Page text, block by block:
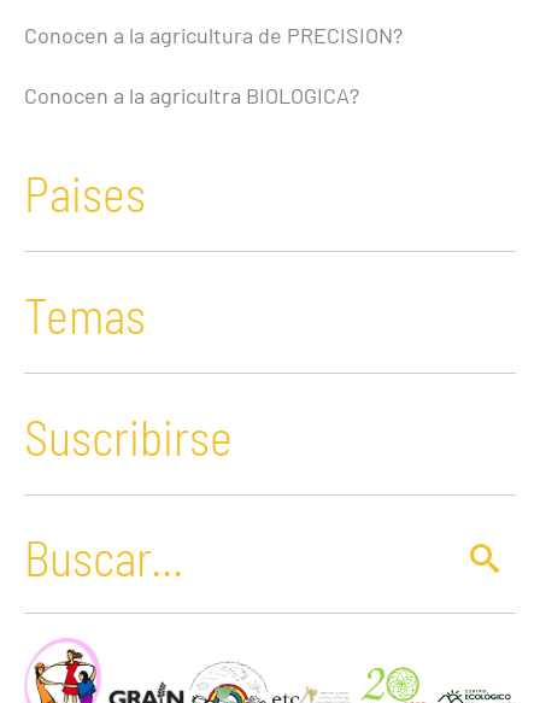
Conocen a la agricultura de PRECISION?
Conocen a la agricultra BIOLOGICA?
Paises
Temas
Suscribirse